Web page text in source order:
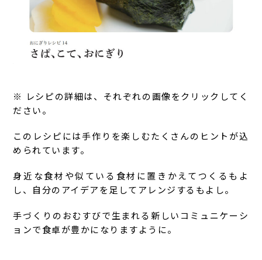
※ レシピの詳細は、それぞれの画像をクリックしてく
ださい。
このレシピには手作りを楽しむたくさんのヒントが込
められています。
身近な食材や似ている食材に置きかえてつくるもよ
し、自分のアイデアを足してアレンジするもよし。
手づくりのおむすびで生まれる新しいコミュニケーシ
ョンで食卓が豊かになりますように。